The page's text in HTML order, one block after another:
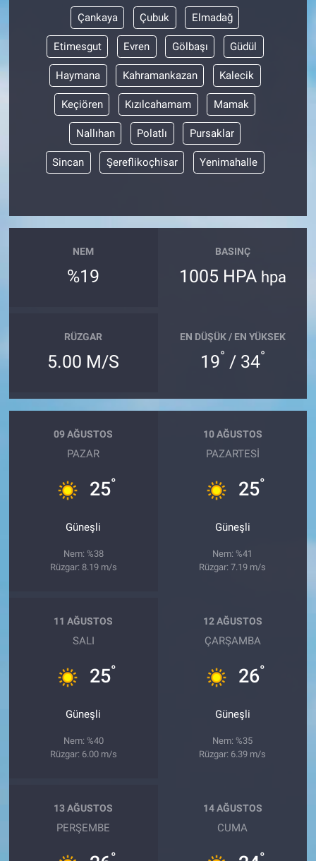
Çankaya Çubuk Elmadağ
Etimesgut Evren Gölbaşı Güdül
Haymana Kahramankazan Kalecik
Keçiören Kızılcahamam Mamak
Nallıhan Polatlı Pursaklar
Sincan Şereflikoçhisar Yenimahalle
NEM
%19
BASINÇ
1005 HPA hpa
RÜZGAR
5.00 M/S
EN DÜŞÜK / EN YÜKSEK
19° / 34°
09 AĞUSTOS
PAZAR
25°
Güneşli
Nem: %38
Rüzgar: 8.19 m/s
10 AĞUSTOS
PAZARTESI
25°
Güneşli
Nem: %41
Rüzgar: 7.19 m/s
11 AĞUSTOS
SALI
25°
Güneşli
Nem: %40
Rüzgar: 6.00 m/s
12 AĞUSTOS
ÇARŞAMBA
26°
Güneşli
Nem: %35
Rüzgar: 6.39 m/s
13 AĞUSTOS
PERŞEMBE
°
14 AĞUSTOS
CUMA
°